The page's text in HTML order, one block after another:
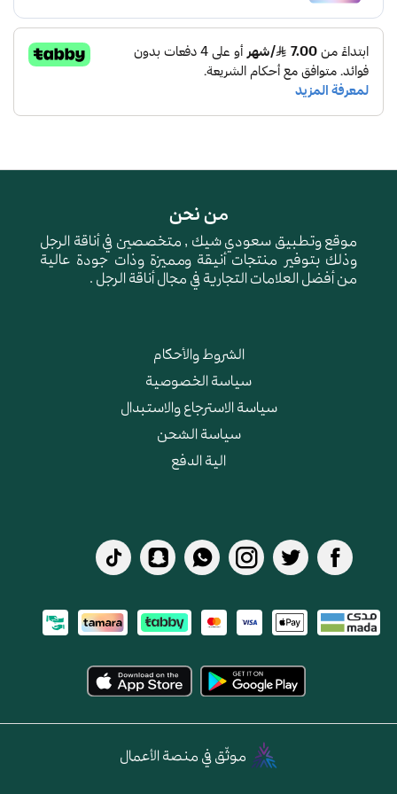
من نحن
موقع وتطبيق سعودي شيك , متخصصين في أناقة الرجل
وذلك بتوفير منتجات أنيقة ومميزة وذات جودة عالية
من أفضل العلامات التجارية في مجال أناقة الرجل .
الشروط والأحكام
سياسة الخصوصية
سياسة الاسترجاع والاستبدال
سياسة الشحن
الية الدفع
موثّق في منصة الأعمال